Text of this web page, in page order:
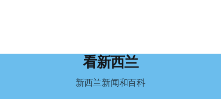
所需的英语门槛。 De Guzman选择了另一项考试——
Pearson Test of English，最终成绩是45分，而申请要求是58
纽币，员工索赔金额仍在核算中。 整体债务规模，已经逼近
这导致公司财务记录尚未完全掌握，资产处置是否合理仍待核
看新西兰
新西兰新闻和百科